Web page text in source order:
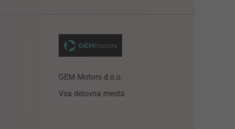
GEM Motors d.o.o.
Vsa delovna mesta